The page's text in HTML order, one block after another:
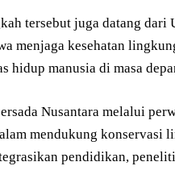
tersebut juga datang
menjaga kesehatan
hidup manusia di masa
Nusantara melalui
mendukung konservasi
pendidikan,